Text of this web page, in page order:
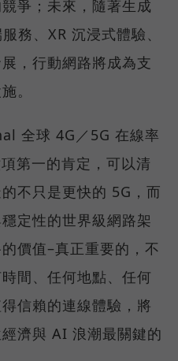
爭；未來，隨著生成
務、XR 沉浸式體驗、
，行動網路將成為支
。
全球 4G／5G 在線率
第一的肯定，可以清
不只是更快的 5G，而
定性的世界級網路架
價值–真正重要的，不
間、任何地點、任何
信賴的連線體驗，將
濟與 AI 浪潮最關鍵的